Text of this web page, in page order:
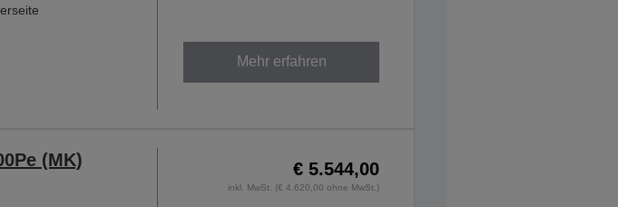
Mehr erfahren
(MK) € 5.544,00
inkl. MwSt. (€ 4.620,00 ohne MwSt.)